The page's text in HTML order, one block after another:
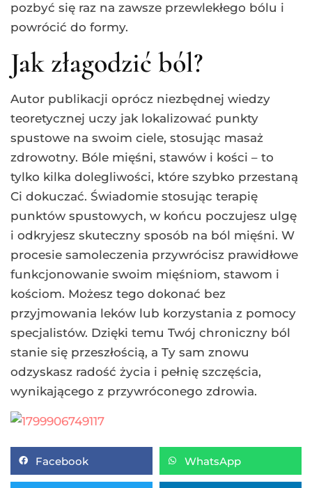
pozbyć się raz na zawsze przewlekłego bólu i
powrócić do formy.
Jak złagodzić ból?
Autor publikacji oprócz niezbędnej wiedzy
teoretycznej uczy jak lokalizować punkty
spustowe na swoim ciele, stosując masaż
zdrowotny. Bóle mięśni, stawów i kości – to
tylko kilka dolegliwości, które szybko przestaną
Ci dokuczać. Świadomie stosując terapię
punktów spustowych, w końcu poczujesz ulgę
i odkryjesz skuteczny sposób na ból mięśni. W
procesie samoleczenia przywrócisz prawidłowe
funkcjonowanie swoim mięśniom, stawom i
kościom. Możesz tego dokonać bez
przyjmowania leków lub korzystania z pomocy
specjalistów. Dzięki temu Twój chroniczny ból
stanie się przeszłością, a Ty sam znowu
odzyskasz radość życia i pełnię szczęścia,
wynikającego z przywróconego zdrowia.
Facebook WhatsApp